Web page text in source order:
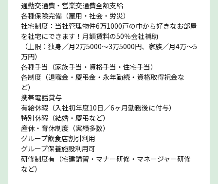
通勤交通費・営業交通費全額支給
各種保険完備（雇用・社会・労災）
社宅制度：当社管理物件6万1000戸の中から好きなお部屋
を社宅にできます！月額賃料の50％会社補助
（上限：独身／月2万5000〜3万5000円、家族／月4万〜5
万円）
各種手当（家族手当・資格手当・住宅手当）
各制度（退職金・慶弔金・永年勤続・資格取得祝金な
ど）
携帯電話貸与
有給休暇（入社初年度10日／6ヶ月勤務後に付与）
特別休暇（結婚・慶弔など）
産休・育休制度（実績多数）
グループ飲食店割引利用
グループ保養施設利用可
研修制度有（宅建講習・マナー研修・マネージャー研修
など）